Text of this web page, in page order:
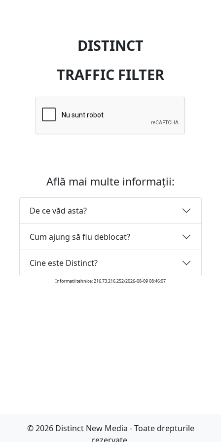
DISTINCT
TRAFFIC FILTER
Află mai multe informații:
De ce văd asta?
Cum ajung să fiu deblocat?
Cine este Distinct?
Informatii tehnice: 216.73.216.252/2026-08-09 08:46:07
© 2026 Distinct New Media - Toate drepturile